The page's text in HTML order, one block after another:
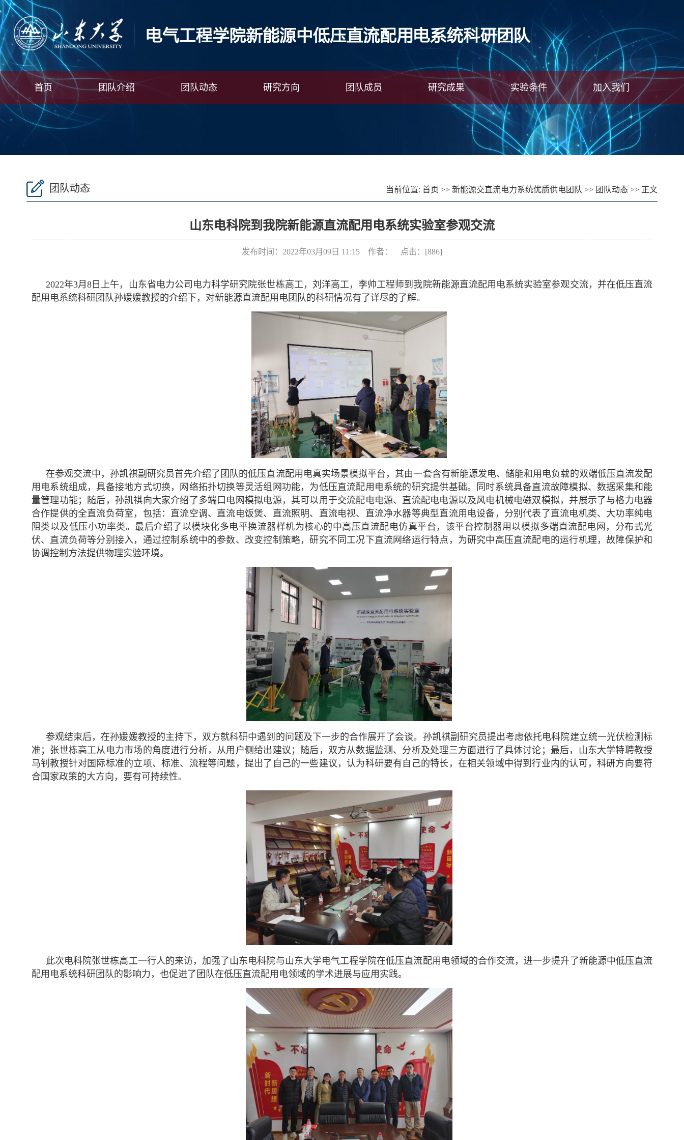
首页 团队介绍 团队动态 研究方向 团队成员 研究成果 实验条件 加入我们
团队动态 当前位置: 首页 >> 新能源交直流电力系统优质供电团队 >> 团队动态 >> 正文
山东电科院到我院新能源直流配用电系统实验室参观交流
发布时间：2022年03月09日 11:15 作者： 点击：[886]
2022年3月8日上午，山东省电力公司电力科学研究院张世栋高工，刘洋高工，李帅工程师到我院新能源直流配用电系统实验室参观交流，并在低压直流
配用电系统科研团队孙媛媛教授的介绍下，对新能源直流配用电团队的科研情况有了详尽的了解。
在参观交流中，孙凯祺副研究员首先介绍了团队的低压直流配用电真实场景模拟平台，其由一套含有新能源发电、储能和用电负载的双端低压直流发配
用电系统组成，具备接地方式切换，网络拓扑切换等灵活组网功能，为低压直流配用电系统的研究提供基础。
同时系统具备直流故障模拟、数据采集和能
量管理功能；随后，孙凯祺向大家介绍了多端口电网模拟电源，其可以用于交流配电电源、直流配电电源以及风电机械电磁双模拟，并展示了与格力电器
合作提供的全直流负荷室，包括：直流空调、直流电饭煲、直流照明、直流电视、直流净水器等典型直流用电设备，分别代表了直流电机类、大功率纯电
阻类以及低压小功率类。最后介绍了以模块化多电平换流器样机为核心的中高压直流配电仿真平台，该平台控制器用以模拟多端直流配电网，分布式光
伏、直流负荷等分别接入，通过控制系统中的参数、改变控制策略，研究不同工况下直流网络运行特点，为研究中高压直流配电的运行机理，故障保护和
协调控制方法提供物理实验环境。
参观结束后，在孙媛媛教授的主持下，双方就科研中遇到的问题及下一步的合作展开了会谈。孙凯祺副研究员提出考虑依托电科院建立统一光伏检测标
准；张世栋高工从电力市场的角度进行分析，从用户侧给出建议；随后，双方从数据监测、分析及处理三方面进行了具体讨论；最后，山东大学特聘教授
马钊教授针对国际标准的立项、标准、流程等问题，提出了自己的一些建议，认为科研要有自己的特长，在相关领域中得到行业内的认可，科研方向要符
合国家政策的大方向，要有可持续性。
此次电科院张世栋高工一行人的来访，加强了山东电科院与山东大学电气工程学院在低压直流配用电领域的合作交流，进一步提升了新能源中低压直流
配用电系统科研团队的影响力，也促进了团队在低压直流配用电领域的学术进展与应用实践。